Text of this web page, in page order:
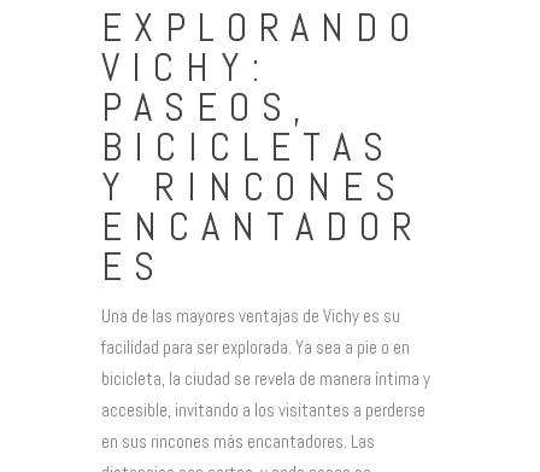
EXPLORANDO
VICHY:
PASEOS,
BICICLETAS
Y RINCONES
ENCANTADOR
ES
Una de las mayores ventajas de Vichy es su
facilidad para ser explorada. Ya sea a pie o en
bicicleta, la ciudad se revela de manera íntima y
accesible, invitando a los visitantes a perderse
en sus rincones más encantadores. Las